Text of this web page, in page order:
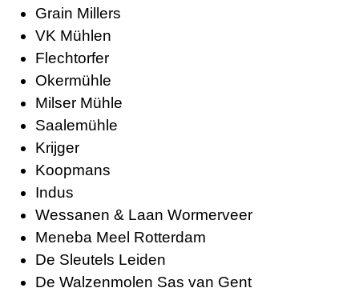
Grain Millers
VK Mühlen
Flechtorfer
Okermühle
Milser Mühle
Saalemühle
Krijger
Koopmans
Indus
Wessanen & Laan Wormerveer
Meneba Meel Rotterdam
De Sleutels Leiden
De Walzenmolen Sas van Gent